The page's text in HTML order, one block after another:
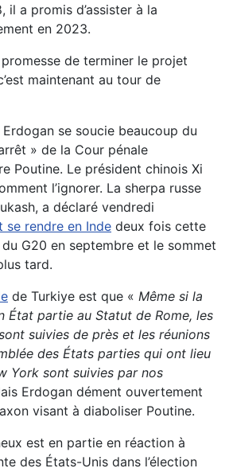
il a promis d’assister à la
en 2023.
de terminer le projet
maintenant au tour de
se soucie beaucoup du
» de la Cour pénale
Poutine. Le président chinois Xi
l’ignorer. La sherpa russe
a déclaré vendredi
se rendre en Inde deux fois cette
G20 en septembre et le sommet
tard.
de Turkiye est que « Même si la
État partie au Statut de Rome, les
suivies de près et les réunions
des États parties qui ont lieu
York sont suivies par nos
Erdogan dément ouvertement
visant à diaboliser Poutine.
est en partie en réaction à
des États-Unis dans l’élection